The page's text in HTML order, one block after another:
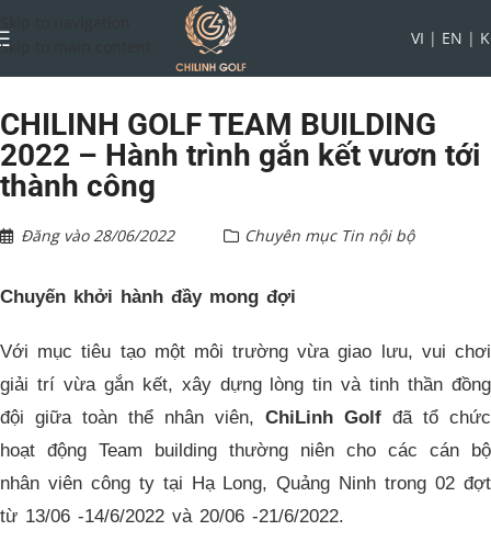
Skip to main content
VI | EN |
CHILINH GOLF TEAM BUILDING
2022 – Hành trình gắn kết vươn tới
thành công
Đăng vào 28/06/2022 Chuyên mục Tin nội bộ
Chuyến khởi hành đầy mong đợi
Với mục tiêu tạo một môi trường vừa giao lưu, vui chơi
giải trí vừa gắn kết, xây dựng lòng tin và tinh thần đồng
đội giữa toàn thể nhân viên, ChiLinh Golf đã tổ chức
hoạt động Team building thường niên cho các cán bộ
nhân viên công ty tại Hạ Long, Quảng Ninh trong 02 đợt
từ 13/06 -14/6/2022 và 20/06 -21/6/2022.